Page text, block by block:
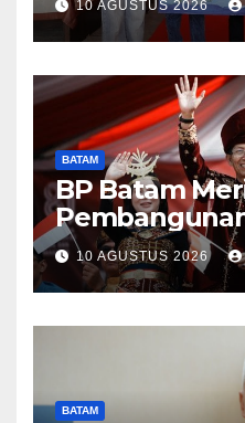
10 AGUSTUS 2026
BATAM
BP Batam
10 AGUSTUS 2026
BATAM